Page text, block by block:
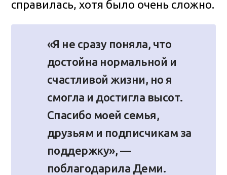
справилась, хотя было очень сложно.
«Я не сразу поняла, что
достойна нормальной и
счастливой жизни, но я
смогла и достигла высот.
Спасибо моей семья,
друзьям и подписчикам за
поддержку», —
поблагодарила Деми.